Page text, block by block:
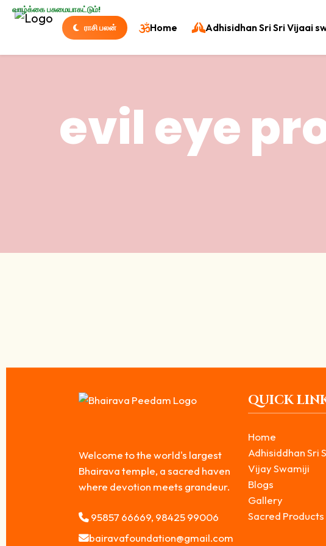
வாழ்க்கை பசுமையாகட்டும்!
ராசி பலன் Home Adhisidhan Sri Sri Vijaai
evil eye
Welcome to the world's largest
Bhairava temple, a sacred haven
where devotion meets grandeur.
95857 66669, 98425 99006
bairavafoundation@gmail.com
QUICK
Home
Adhisiddhan Sri
Vijay Swamiji
Blogs
Gallery
Sacred Products